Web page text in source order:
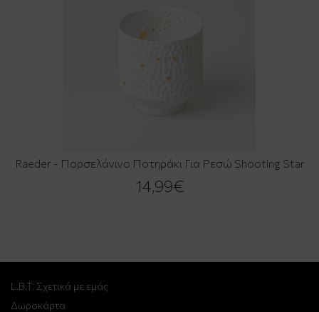
Raeder - Πορσελάνινο Ποτηράκι Για Ρεσώ Shooting Star
14,99€
L.B.T. Σχετικά με εμάς
Δωροκάρτα